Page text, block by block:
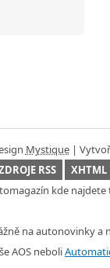
Mystique|
RSS
XHTML
kde najdete
na autonovinky a
AOS neboli